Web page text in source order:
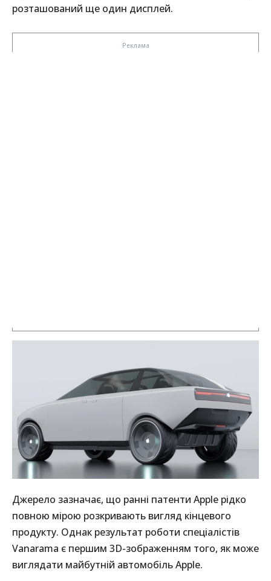
розташований ще один дисплей.
Джерело зазначає, що ранні патенти Apple рідко
повною мірою розкривають вигляд кінцевого
продукту. Однак результат роботи спеціалістів
Vanarama є першим 3D-зображенням того, як може
виглядати майбутній автомобіль Apple.